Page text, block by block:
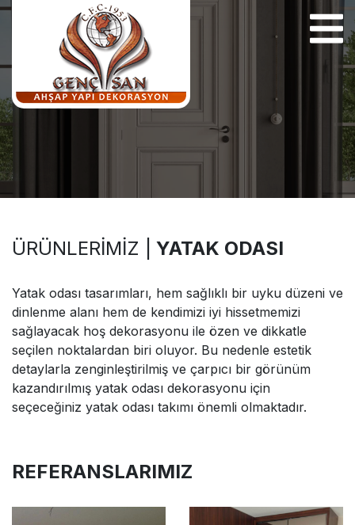
ÜRÜNLERIMIZ | YATAK ODASI
Yatak odası tasarımları, hem sağlıklı bir uyku düzeni ve
dinlenme alanı hem de kendimizi iyi hissetmemizi
sağlayacak hoş dekorasyonu ile özen ve dikkatle
seçilen noktalardan biri oluyor. Bu nedenle estetik
detaylarla zenginleştirilmiş ve çarpıcı bir görünüm
kazandırılmış yatak odası dekorasyonu için
seçeceğiniz yatak odası takımı önemli olmaktadır.
REFERANSLARIMIZ
Facebook
Instagram